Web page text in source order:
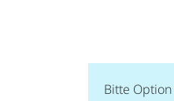
Bitte